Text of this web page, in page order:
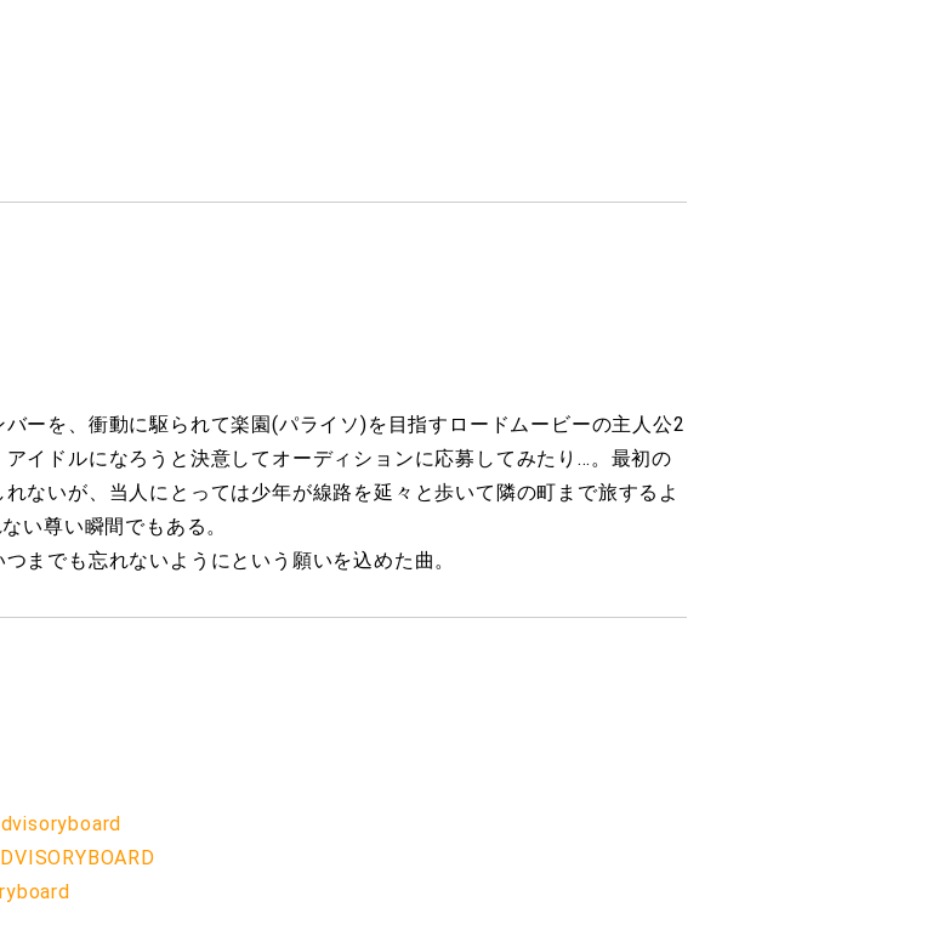
ーを、衝動に駆られて楽園(パライソ)を目指すロードムービーの主人公2
イドルになろうと決意してオーディションに応募してみたり…。最初の
ないが、当人にとっては少年が線路を延々と歩いて隣の町まで旅するよ
い尊い瞬間でもある。
までも忘れないようにという願いを込めた曲。